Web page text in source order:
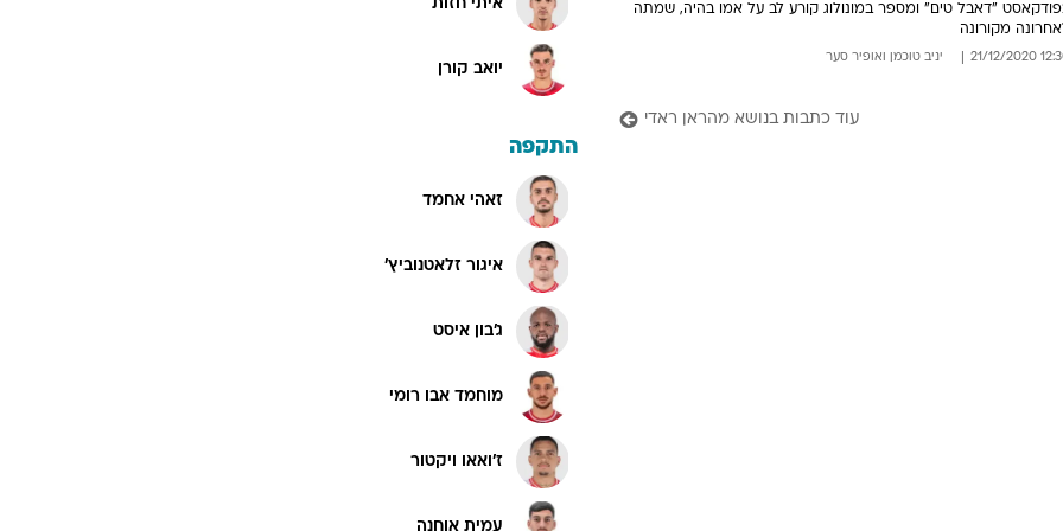
"דאבל טים" ומספר במונולוג קורע לב על אמו בהיה, שמתה
מקורונה
12:30 21/ יניב טוכמן אופיר סער
עוד כתבות בנושא מהראן ראדי
איתי חזות
יואב קורן
התקפה
זאהי אחמד
איגור זלאטנוביץ'
ג'בון איסט
מוחמד אבו רומי
ז'ואאו ויקטור
עמית אוחנה